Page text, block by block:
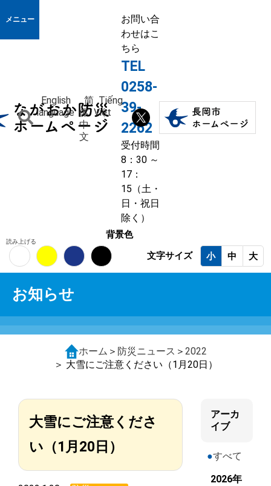
メニュー
お問い合
わせはこ
ちら
TEL
0258-
39-
2262
受付時間
8：30 ～
17：
15（土・
日・祝日
除く）
English
language
简
体
中
文
Tiếng
Việt
読み上げる
背景色
文字サイズ
小 中 大
お知らせ
ホーム ＞ 防災ニュース ＞ 2022
＞ 大雪にご注意ください（1月20日）
大雪にご注意くださ
い（1月20日）
アーカ
イブ
すべて
2026年